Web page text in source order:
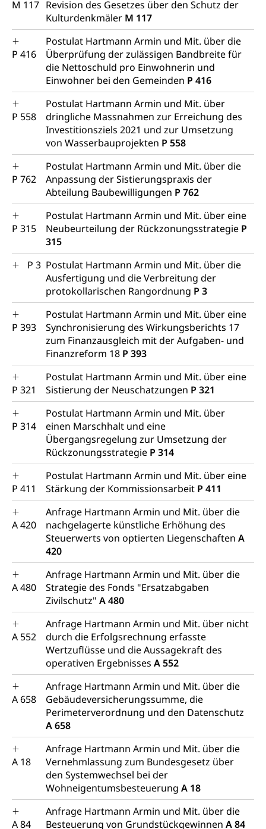
M 117 Revision des Gesetzes über den Schutz der
Kulturdenkmäler M 117
P 416
Postulat Hartmann Armin und Mit. über die
Überprüfung der zulässigen Bandbreite für
die Nettoschuld pro Einwohnerin und
Einwohner bei den Gemeinden P 416
P 558
Postulat Hartmann Armin und Mit. über
dringliche Massnahmen zur Erreichung des
Investitionsziels 2021 und zur Umsetzung
von Wasserbauprojekten P 558
P 762
Postulat Hartmann Armin und Mit. über die
Anpassung der Sistierungspraxis der
Abteilung Baubewilligungen P 762
P 315
Postulat Hartmann Armin und Mit. über eine
Neubeurteilung der Rückzonungsstrategie P
315
P 3 Postulat Hartmann Armin und Mit. über die
Ausfertigung und die Verbreitung der
protokollarischen Rangordnung P 3
P 393
Postulat Hartmann Armin und Mit. über eine
Synchronisierung des Wirkungsberichts 17
zum Finanzausgleich mit der Aufgaben- und
Finanzreform 18 P 393
P 321
Postulat Hartmann Armin und Mit. über eine
Sistierung der Neuschatzungen P 321
P 314
Postulat Hartmann Armin und Mit. über
einen Marschhalt und eine
Übergangsregelung zur Umsetzung der
Rückzonungsstrategie P 314
P 411
Postulat Hartmann Armin und Mit. über eine
Stärkung der Kommissionsarbeit P 411
A 420
Anfrage Hartmann Armin und Mit. über die
nachgelagerte künstliche Erhöhung des
Steuerwerts von optierten Liegenschaften A
420
A 480
Anfrage Hartmann Armin und Mit. über die
Strategie des Fonds "Ersatzabgaben
Zivilschutz" A 480
A 552
Anfrage Hartmann Armin und Mit. über nicht
durch die Erfolgsrechnung erfasste
Wertzuflüsse und die Aussagekraft des
operativen Ergebnisses A 552
A 658
Anfrage Hartmann Armin und Mit. über die
Gebäudeversicherungssumme, die
Perimeterverordnung und den Datenschutz
A 658
A 18
Anfrage Hartmann Armin und Mit. über die
Vernehmlassung zum Bundesgesetz über
den Systemwechsel bei der
Wohneigentumsbesteuerung A 18
A 84
Anfrage Hartmann Armin und Mit. über die
Besteuerung von Grundstückgewinnen A 84